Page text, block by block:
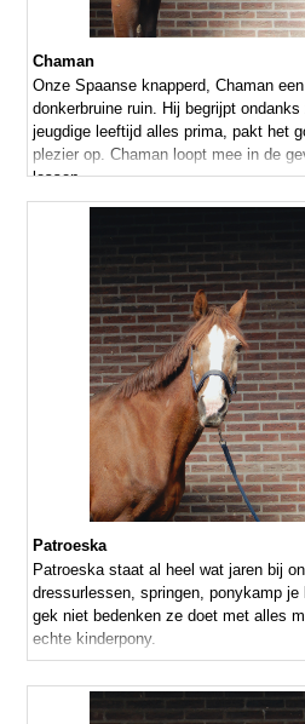
Chaman
Onze Spaanse knapperd, Chaman een
donkerbruine ruin. Hij begrijpt ondanks
jeugdige leeftijd alles prima, pakt het
plezier op. Chaman loopt mee in de
lessen
Patroeska
Patroeska staat al heel wat jaren bij
dressurlessen, springen, ponykamp je
gek niet bedenken ze doet met alles
echte kinderpony.